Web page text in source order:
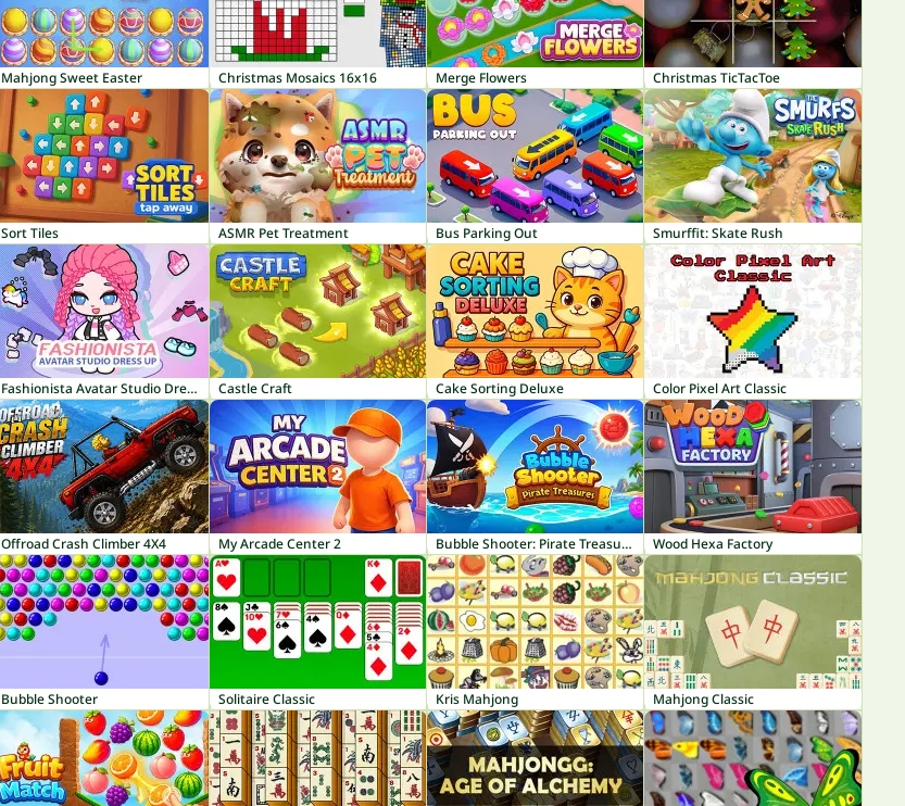
Mahjong Sweet Easter Christmas Mosaics 16x16 Merge Flowers Christmas TicTacToe
Sort Tiles ASMR Pet Treatment Bus Parking Out Smurffit: Skate Rush
Fashionista Avatar Studio Dress Up Castle Craft Cake Sorting Deluxe Color Pixel Art Classic
Offroad Crash Climber 4X4 My Arcade Center 2 Bubble Shooter: Pirate Treasures Wood Hexa Factory
Bubble Shooter Solitaire Classic Kris Mahjong Mahjong Classic